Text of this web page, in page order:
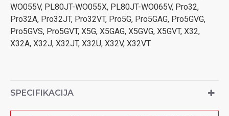
WO055V, PL80JT-WO055X, PL80JT-WO065V, Pro32,
Pro32A, Pro32JT, Pro32VT, Pro5G, Pro5GAG, Pro5GVG,
Pro5GVS, Pro5GVT, X5G, X5GAG, X5GVG, X5GVT, X32,
X32A, X32J, X32JT, X32U, X32V, X32VT
SPECIFIKACIJA